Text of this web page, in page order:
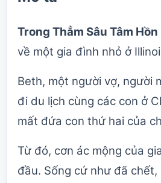
Trong Thẳm Sâu Tâm Hồn
về một gia đình nhỏ ở
Beth, một người vợ, người
đi du lịch cùng các con ở
mất đứa con thứ hai của
Từ đó, cơn ác mộng của
đầu. Sống cứ như đã